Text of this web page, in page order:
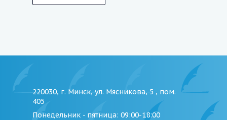
220030, г. Минск, ул. Мясникова, 5 , пом.
405
Понедельник - пятница: 09:00-18:00